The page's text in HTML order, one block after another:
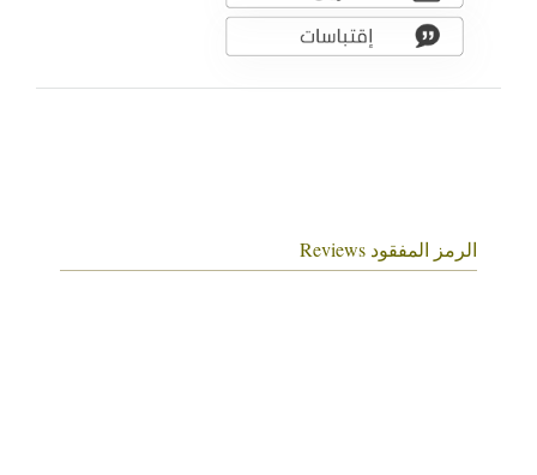
الرمز المفقود Reviews